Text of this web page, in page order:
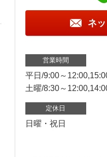
ネ
営業時間
平日/9:00～
土曜/8:30～
定休日
日曜・祝日